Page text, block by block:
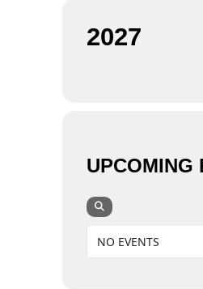
2027
UPCOMING
NO EVENTS